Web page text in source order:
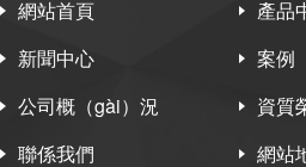
網站首頁
產品
新聞中心
案例
公司概（gài）況
資質
聯係我們
網站